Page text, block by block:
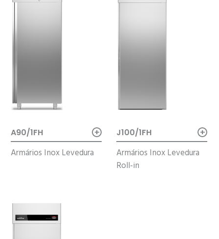
A90/1FH +
Armários Inox Levedura
J100/1FH +
Armários Inox Levedura
Roll-in